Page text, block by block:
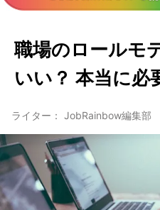
職場のロールモ
いい？ 本当に必
ライター： JobRainbow編集部